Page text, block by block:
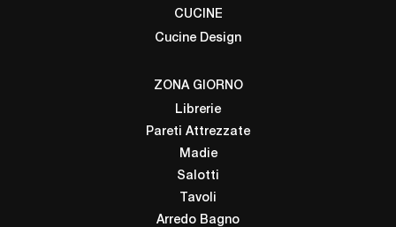
CUCINE
Cucine Design
ZONA GIORNO
Librerie
Pareti Attrezzate
Madie
Salotti
Tavoli
Arredo Bagno